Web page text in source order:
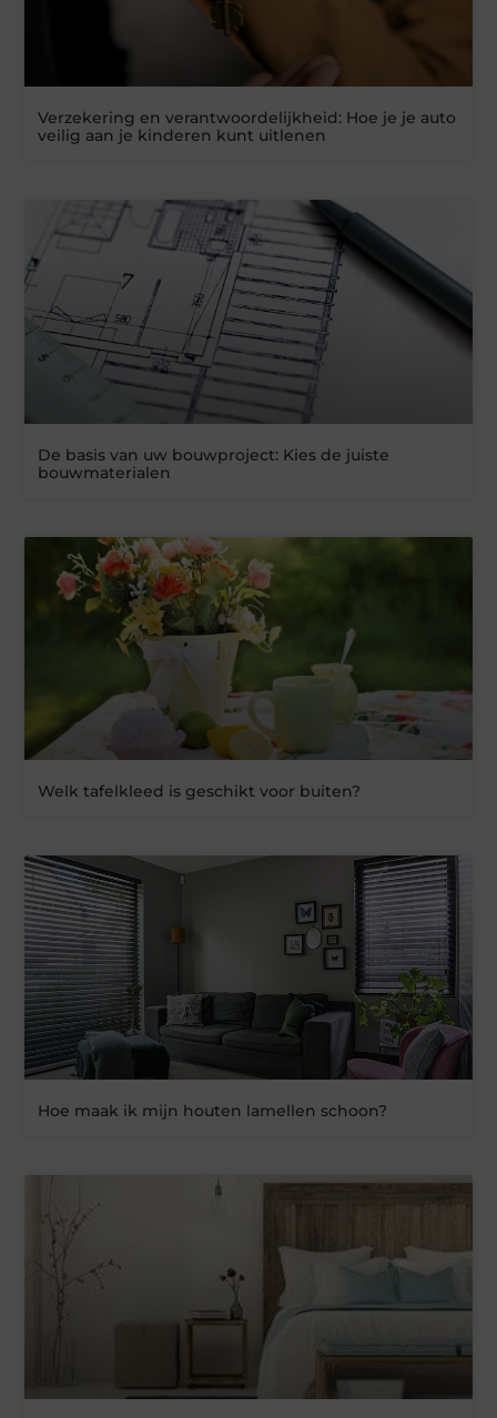
Verzekering en verantwoordelijkheid: Hoe je je auto
veilig aan je kinderen kunt uitlenen
De basis van uw bouwproject: Kies de juiste
bouwmaterialen
Welk tafelkleed is geschikt voor buiten?
Hoe maak ik mijn houten lamellen schoon?